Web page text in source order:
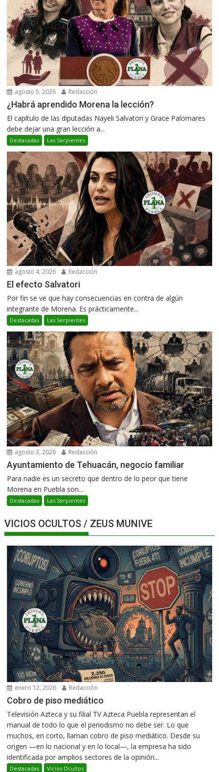
agosto 5, 2026 Redacción
¿Habrá aprendido Morena la lección?
El capítulo de las diputadas Nayeli Salvatori y Grace Palomares
debe dejar una gran lección a...
Destacadas Las Serpientes
agosto 4, 2026 Redacción
El efecto Salvatori
Por fin se ve que hay consecuencias en contra de algún
integrante de Morena. Es prácticamente...
Destacadas Las Serpientes
agosto 3, 2026 Redacción
Ayuntamiento de Tehuacán, negocio familiar
Para nadie es un secreto que dentro de lo peor que tiene
Morena en Puebla son...
Destacadas Las Serpientes
VICIOS OCULTOS / ZEUS MUNIVE
enero 12, 2026 Redacción
Cobro de piso mediático
Televisión Azteca y su filial TV Azteca Puebla representan el
manual de todo lo que el periodismo no debe ser. Lo que
muchos, en corto, llaman cobro de piso mediático. Desde su
origen —en lo nacional y en lo local—, la empresa ha sido
identificada por amplios sectores de la opinión...
Destacadas Vicios Ocultos